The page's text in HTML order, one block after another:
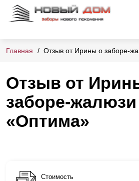
Главная Отзыв от Ирины о заборе-
Отзыв от
заборе-жалюзи
«Оптима»
Стоимость